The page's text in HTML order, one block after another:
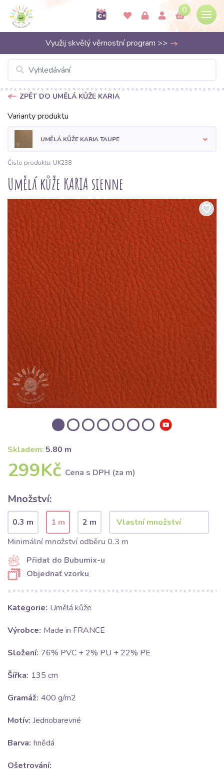
0
Využij skvělý věrnostní program >>
ZPĚT DO UMĚLÁ KŮŽE KARIA
Varianty produktu
UMĚLÁ KŮŽE KARIA TAUPE
Číslo produktu: UK238
Umělá kůže KARIA sienne
Skladem: 5.80 m
299Kč Cena s DPH (za m)
Množství:
0.3 m 1 m
2 m
Minimální množství odběru 0.3 m
Přidat do Bubumix-u
Objednať vzorku
Kategorie: Umělá kůže
Výrobce: Made in FRANCE
Složení: 76% PVC + 2% PU + 22% PE
Šířka: 135 cm
Gramáž: 400 g/m2
Motív: Jednobarevné
Barva: hnědá
Ošetrování: